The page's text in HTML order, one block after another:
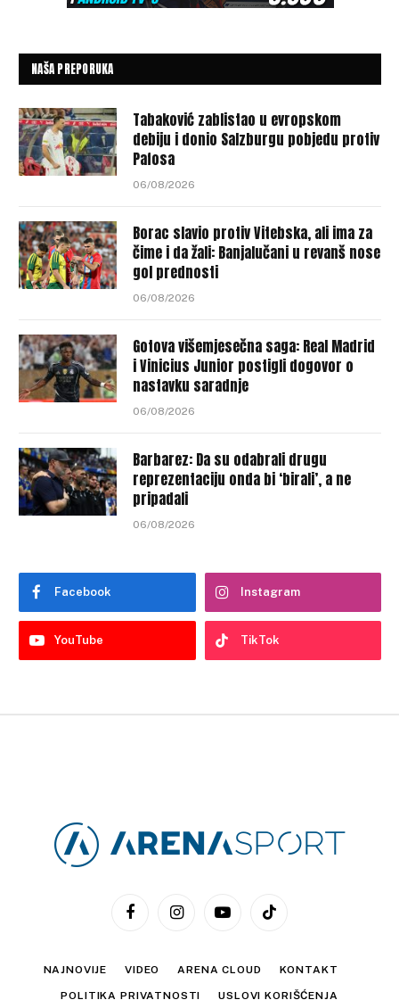
NAŠA PREPORUKA
Tabaković zablistao u evropskom
debiju i donio Salzburgu pobjedu protiv
Pafosa
06/08/2026
Borac slavio protiv Vitebska, ali ima za
čime i da žali: Banjalučani u revanš nose
gol prednosti
06/08/2026
Gotova višemjesečna saga: Real Madrid
i Vinicius Junior postigli dogovor o
nastavku saradnje
06/08/2026
Barbarez: Da su odabrali drugu
reprezentaciju onda bi ‘birali’, a ne
pripadali
06/08/2026
Facebook Instagram
YouTube TikTok
FacebookInstagramYouTubeTikTok
NAJNOVIJE VIDEO ARENA CLOUD KONTAKT
POLITIKA PRIVATNOSTI USLOVI KORIŠĆENJA